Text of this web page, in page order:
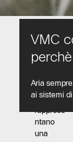
VMC
Aria
ai sistemi
I sistemi
recupero
di calore
rapprese
ntano
una